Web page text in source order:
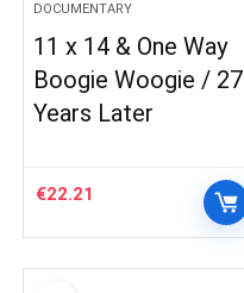
DOCUMENTARY
11 x 14 & One Way
Boogie Woogie / 27
Years Later
€22.21